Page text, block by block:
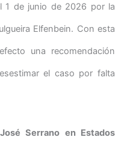
1 de junio de 2026 por la
Elfenbein. Con esta
una recomendación
el caso por falta
Serrano en Estados